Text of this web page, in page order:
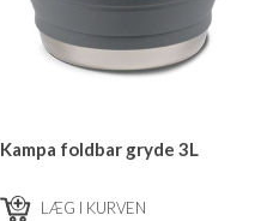
Kampa foldbar gryde 3L
LÆG I KURVEN